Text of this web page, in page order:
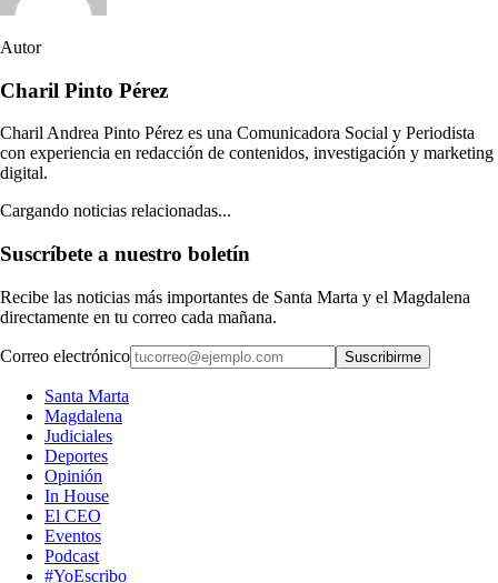
Autor
Charil Pinto Pérez
Charil Andrea Pinto Pérez es una Comunicadora Social y Periodista
con experiencia en redacción de contenidos, investigación y marketing
digital.
Cargando noticias relacionadas...
Suscríbete a nuestro boletín
Recibe las noticias más importantes de Santa Marta y el Magdalena
directamente en tu correo cada mañana.
Correo electrónico Suscribirme
Santa Marta
Magdalena
Judiciales
Deportes
Opinión
In House
El CEO
Eventos
Podcast
#YoEscribo